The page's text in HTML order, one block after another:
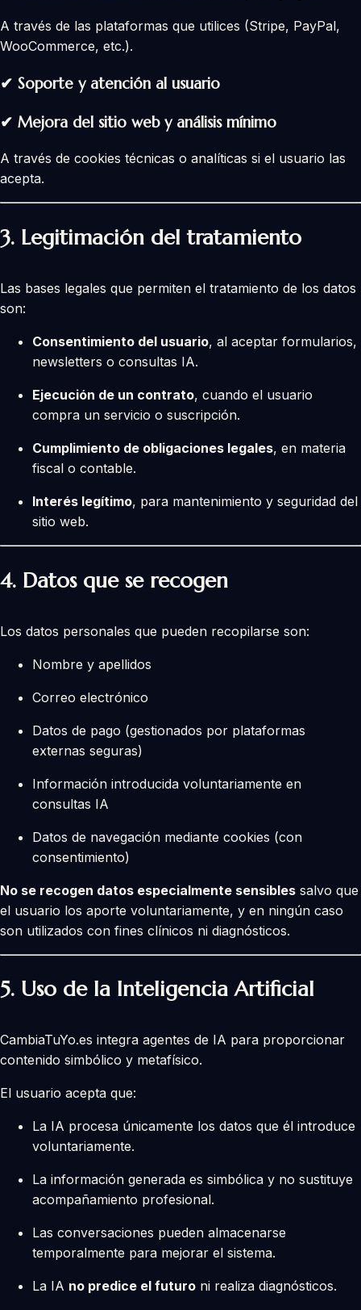
A través de las plataformas que utilices (Stripe, PayPal,
WooCommerce, etc.).
✔ Soporte y atención al usuario
✔ Mejora del sitio web y análisis mínimo
A través de cookies técnicas o analíticas si el usuario las
acepta.
3. Legitimación del tratamiento
Las bases legales que permiten el tratamiento de los datos
son:
Consentimiento del usuario, al aceptar formularios,
newsletters o consultas IA.
Ejecución de un contrato, cuando el usuario
compra un servicio o suscripción.
Cumplimiento de obligaciones legales, en materia
fiscal o contable.
Interés legítimo, para mantenimiento y seguridad del
sitio web.
4. Datos que se recogen
Los datos personales que pueden recopilarse son:
Nombre y apellidos
Correo electrónico
Datos de pago (gestionados por plataformas
externas seguras)
Información introducida voluntariamente en
consultas IA
Datos de navegación mediante cookies (con
consentimiento)
No se recogen datos especialmente sensibles salvo que
el usuario los aporte voluntariamente, y en ningún caso
son utilizados con fines clínicos ni diagnósticos.
5. Uso de la Inteligencia Artificial
CambiaTuYo.es integra agentes de IA para proporcionar
contenido simbólico y metafísico.
El usuario acepta que:
La IA procesa únicamente los datos que él introduce
voluntariamente.
La información generada es simbólica y no sustituye
acompañamiento profesional.
Las conversaciones pueden almacenarse
temporalmente para mejorar el sistema.
La IA no predice el futuro ni realiza diagnósticos.